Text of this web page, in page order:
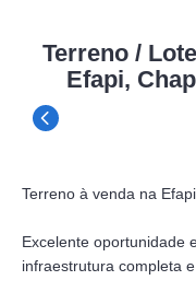
Terreno /
Efapi,
Terreno à venda na
Excelente oportunidade
infraestrutura completa